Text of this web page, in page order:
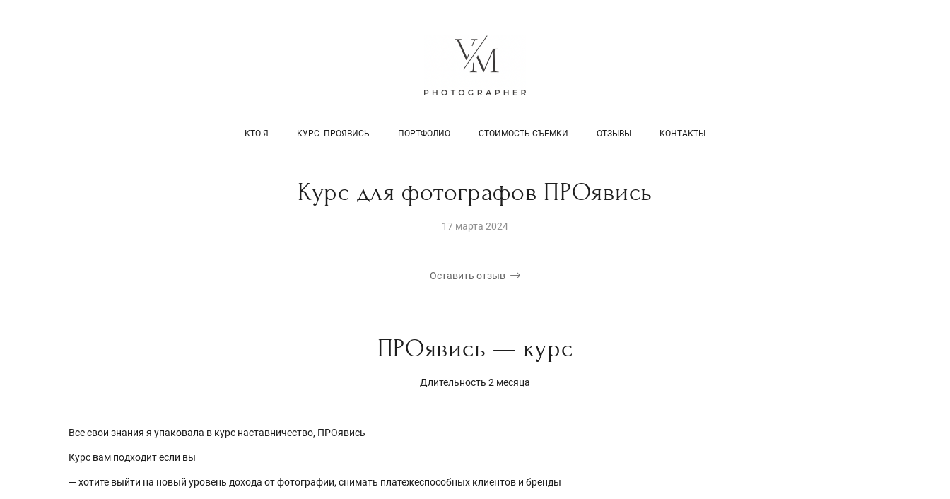
КТО Я КУРС- ПРОЯВИСЬ ПОРТФОЛИО СТОИМОСТЬ СЪЕМКИ ОТЗЫВЫ КОНТАКТЫ
Курс для фотографов ПРОявись
17 марта 2024
Оставить отзыв
ПРОявись — курс
Длительность 2 месяца
Все свои знания я упаковала в курс наставничество, ПРОявись
Курс вам подходит если вы
— хотите выйти на новый уровень дохода от фотографии, снимать платежеспособных клиентов и бренды